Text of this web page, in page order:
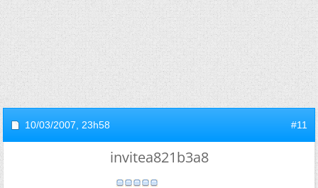
10/03/2007, 23h58 #11
invitea821b3a8